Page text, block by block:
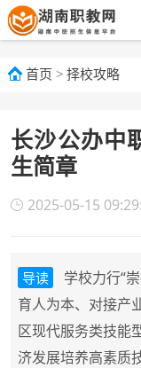
首页 > 择校攻略
长沙公办中
生简章
2025-05-15
导读
学校力行“
育人为本、对接产
区现代服务类技能
济发展培养高素质